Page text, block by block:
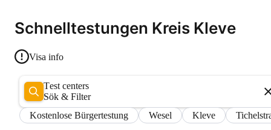
Schnelltestungen Kreis Kleve
Visa info
Test centers
Sök & Filter
Kostenlose Bürgertestung
Wesel Kleve